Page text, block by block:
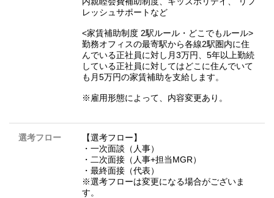
レッシュサポートなど
<家賃補助制度 2駅ルール・どこでもルール>
勤務オフィスの最寄駅から各線2駅圏内に住
んでいる正社員に対し月3万円、5年以上勤続
している正社員に対してはどこに住んでいて
も月5万円の家賃補助を支給します。
※雇用形態によって、内容変更あり。
選考フロー
【選考フロー】
・一次面談（人事）
・二次面接（人事+担当MGR）
・最終面接（代表）
※選考フローは変更になる場合がございま
す。